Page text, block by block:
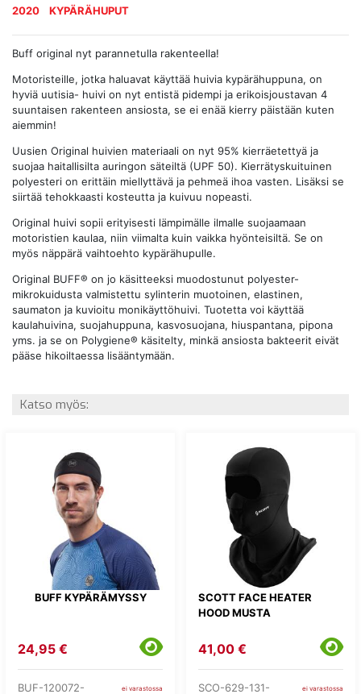
2020
KYPÄRÄHUPUT
Buff original nyt parannetulla rakenteella!
Motoristeille, jotka haluavat käyttää huivia kypärähuppuna, on
hyviä uutisia- huivi on nyt entistä pidempi ja erikoisjoustavan 4
suuntaisen rakenteen ansiosta, se ei enää kierry päistään kuten
aiemmin!
Uusien Original huivien materiaali on nyt 95% kierräetettyä ja
suojaa haitallisilta auringon säteiltä (UPF 50). Kierrätyskuituinen
polyesteri on erittäin miellyttävä ja pehmeä ihoa vasten. Lisäksi se
siirtää tehokkaasti kosteutta ja kuivuu nopeasti.
Original huivi sopii erityisesti lämpimälle ilmalle suojaamaan
motoristien kaulaa, niin viimalta kuin vaikka hyönteisiltä. Se on
myös näppärä vaihtoehto kypärähupulle.
Original BUFF® on jo käsitteeksi muodostunut polyester-
mikrokuidusta valmistettu sylinterin muotoinen, elastinen,
saumaton ja kuvioitu monikäyttöhuivi. Tuotetta voi käyttää
kaulahuivina, suojahuppuna, kasvosuojana, hiuspantana, pipona
yms. ja se on Polygiene® käsitelty, minkä ansiosta bakteerit eivät
pääse hikoiltaessa lisääntymään.
Katso myös:
BUFF KYPÄRÄMYSSY
24,95 €
BUF-120072- ei varastossa
SCOTT FACE HEATER
HOOD MUSTA
41,00 €
SCO-629-131- ei varastossa